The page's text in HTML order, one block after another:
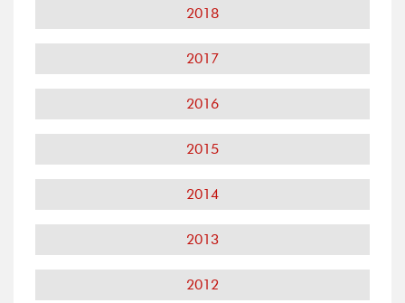
2018
2017
2016
2015
2014
2013
2012